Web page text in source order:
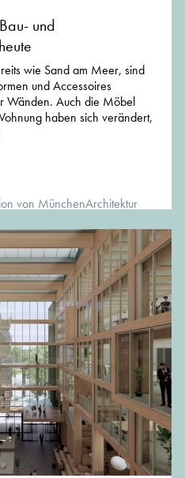
und
wie Sand am Meer, sind
und Accessoires
Wänden. Auch die Möbel
haben sich verändert,
von MünchenArchitektur